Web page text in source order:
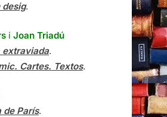
desig.
i Joan Triadú
extraviada.
Cartes. Textos.
de París.